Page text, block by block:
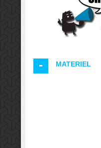
MATERIEL